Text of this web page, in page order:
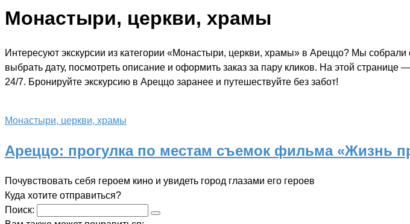
Монастыри, церкви, храмы
Интересуют экскурсии из категории «Монастыри, церкви, храмы» в Ареццо? Мы
выбрать дату, посмотреть описание и оформить заказ за пару кликов. На этой
24/7. Бронируйте экскурсию в Ареццо заранее и путешествуйте без забот!
Монастыри, церкви, храмы
Ареццо: прогулка по местам съемок фильма «Жизнь
Почувствовать себя героем кино и увидеть город глазами его героев
Куда хотите отправиться?
Поиск: